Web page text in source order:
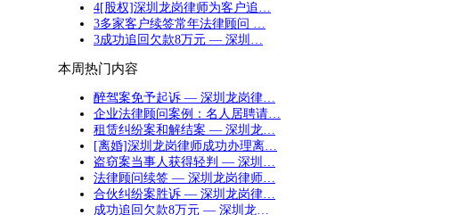
4[股权]深圳龙岗律师为客户追…
3多家客户续签常年法律顾问 …
3成功追回欠款8万元 — 深圳…
本周热门内容
醉驾案免予起诉 — 深圳龙岗律…
企业法律顾问案例：名人居聘请…
租赁纠纷案和解结案 — 深圳龙…
[离婚]深圳龙岗律师成功办理离…
盗窃案当事人获得轻判 — 深圳…
法律顾问续签 — 深圳龙岗律师…
合伙纠纷案胜诉 — 深圳龙岗律…
成功追回欠款8万元 — 深圳龙…